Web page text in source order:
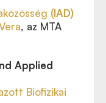
(IAD)
, az MTA
Applied
Biofizikai